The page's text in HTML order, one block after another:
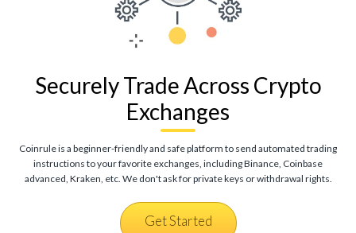
Securely Trade Across Crypto
Exchanges
Coinrule is a beginner-friendly and safe platform to send automated trading
instructions to your favorite exchanges, including Binance, Coinbase
advanced, Kraken, etc. We don't ask for private keys or withdrawal rights.
Get Started